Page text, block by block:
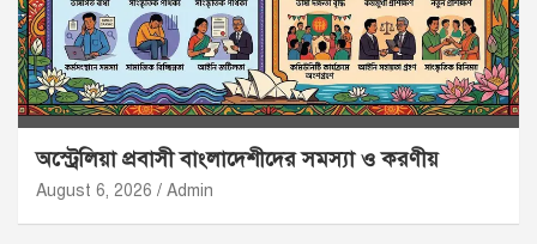
অস্ট্রেলিয়া প্রবাসী বাংলাদেশীদের সমস্যা ও করণীয়
August 6, 2026 Admin